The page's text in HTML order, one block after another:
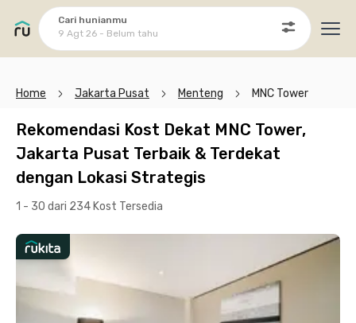
Cari hunianmu
9 Agt 26 - Belum tahu
Home Jakarta Pusat Menteng MNC Tower
Rekomendasi Kost Dekat MNC Tower,
Jakarta Pusat Terbaik & Terdekat
dengan Lokasi Strategis
1 - 30 dari 234 Kost Tersedia